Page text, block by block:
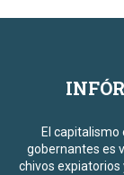
El
gobernantes es
chivos expiatorios